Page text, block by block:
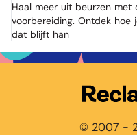
Haal meer uit beurzen met
voorbereiding. Ontdek hoe
dat blijft han
© 2007 -